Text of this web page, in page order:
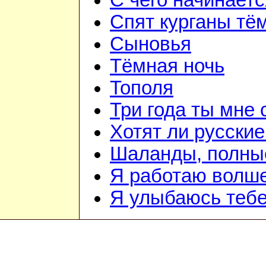
Спят курганы
Сыновья
Тёмная ночь
Тополя
Три года ты мне
Хотят ли
Шаланды,
Я работаю
Я улыбаюсь